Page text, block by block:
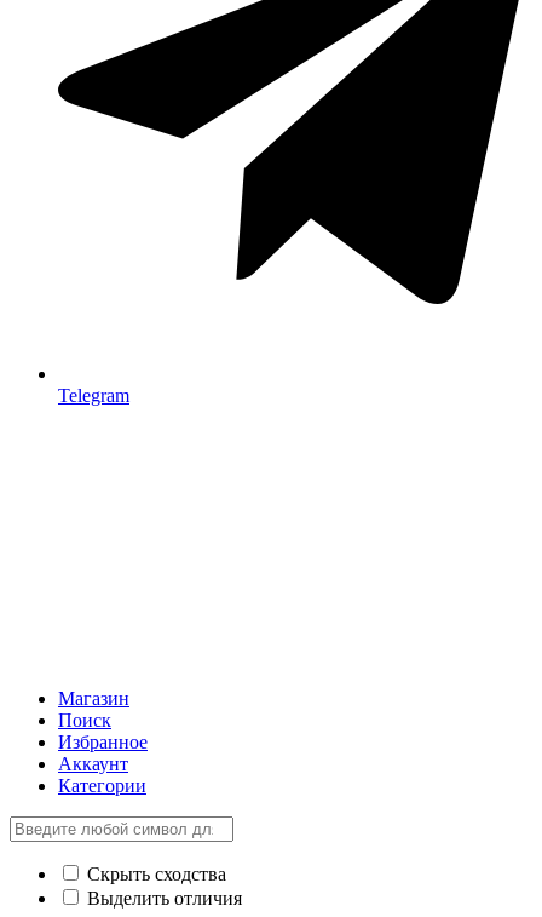
Telegram
Магазин
Поиск
Избранное
Аккаунт
Категории
Скрыть сходства
Выделить отличия